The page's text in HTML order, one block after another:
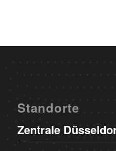
Standorte
Zentrale